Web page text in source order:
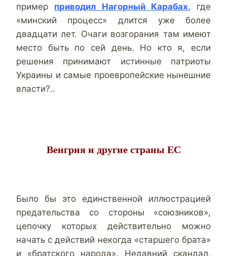
пример приводил Нагорный Карабах, где
«минский процесс» длится уже более
двадцати лет. Очаги возгорания там имеют
место быть по сей день. Но кто я, если
решения принимают истинные патриоты
Украины и самые проевропейские нынешние
власти?..
Венгрия и другие страны ЕС
Было бы это единственной иллюстрацией
предательства со стороны «союзников»,
цепочку которых действительно можно
начать с действий некогда «старшего брата»
и «братского народа». Недавний скандал,